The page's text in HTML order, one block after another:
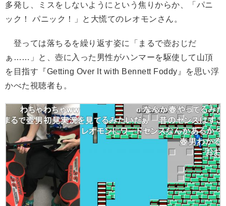
多発し、ミスをしないようにという焦りからか、「パニ
ック！ パニック！」と大慌てのレオモンさん。
登っては落ちるを繰り返す姿に「まるで壺おじだ
ぁ……」と、壺に入った男性がハンマーを駆使して山頂
を目指す『Getting Over It with Bennett Foddy』を思い浮
かべた視聴者も。